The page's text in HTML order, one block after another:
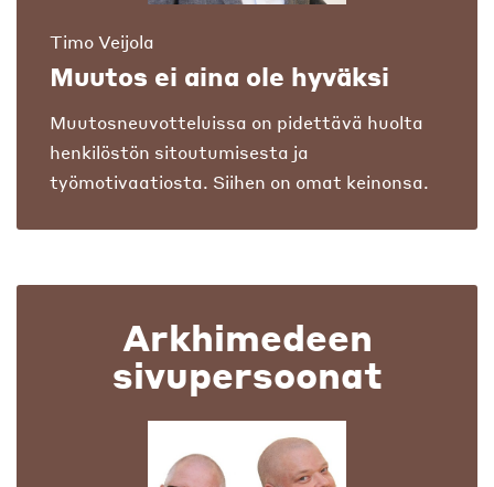
Timo Veijola
Muutos ei aina ole hyväksi
Muutosneuvotteluissa on pidettävä huolta
henkilöstön sitoutumisesta ja
työmotivaatiosta. Siihen on omat keinonsa.
Arkhimedeen
sivupersoonat